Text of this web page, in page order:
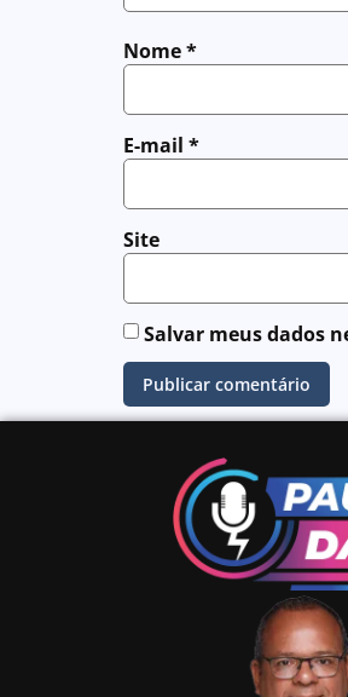
Nome*
E-mail *
Site
Salvar meus dados